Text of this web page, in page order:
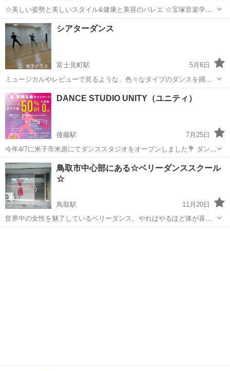
☆美しい姿勢と美しいスタイル&健康と美容のバレエ ☆宝塚音楽学
校・バレエ団・高校大学バレエ課受験、バレエコンクール受験指導
2015月1月.米子市旗ケ崎(マルイ安倍東出口前)に、Japanese Style 和
のバレエスタ...
鳥取 米子市 バレエ
シアターダンス
富士見町駅
5月6日
ミュージカルやレビューで見るような、色々なタイプのダンスを踊り
ます。 パワフルに！クールに！ 様々な表現を楽しんでください。
2025/5/9(金)から新スケジュールになります！ ☆米子クラス 日時：金
曜(第1...
鳥取 米子市
DANCE STUDIO UNITY（ユニティ）
後藤駅
7月25日
今年4/7に米子市米原にてダンススタジオをオープンしました💐 ダンス
スタジオユニティは米子市で活動している ユニティダンスグループが
スタジオをオープンさせ 山陰から次世代の子達への育成をさらに進め
ていきます。 山陰に居なが...
鳥取 米子市 後藤駅 ヒップホップ UNITY
鳥取市中心部にある☆ベリーダンススクール
☆
鳥取駅
11月20日
世界中の女性を魅了しているベリーダンス。やればやるほど体が喜ん
でいるのが解ります。 なかなか情報の届かない鳥取ですが、akiraは、